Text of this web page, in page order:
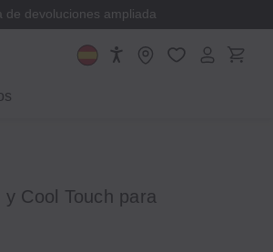
de devoluciones ampliada
Cool Touch para